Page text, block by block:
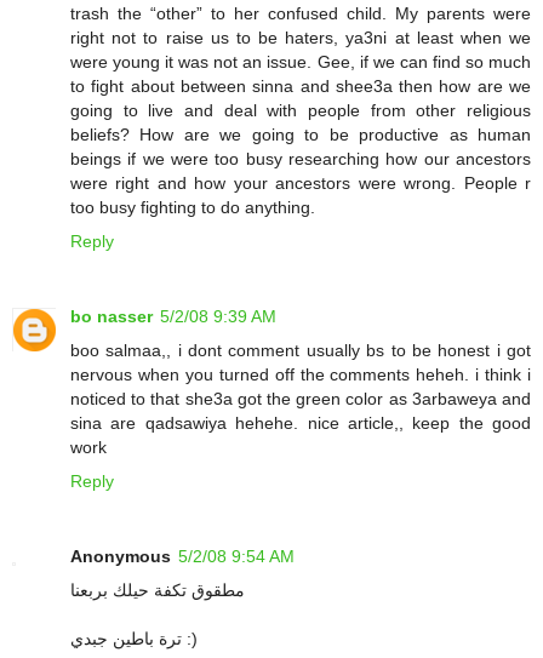
trash the “other” to her confused child. My parents were
right not to raise us to be haters, ya3ni at least when we
were young it was not an issue. Gee, if we can find so much
to fight about between sinna and shee3a then how are we
going to live and deal with people from other religious
beliefs? How are we going to be productive as human
beings if we were too busy researching how our ancestors
were right and how your ancestors were wrong. People r
too busy fighting to do anything.
Reply
bo nasser 5/2/08 9:39 AM
boo salmaa,, i dont comment usually bs to be honest i got
nervous when you turned off the comments heheh. i think i
noticed to that she3a got the green color as 3arbaweya and
sina are qadsawiya hehehe. nice article,, keep the good
work
Reply
Anonymous 5/2/08 9:54 AM
مطقوق تكفة حيلك بربعنا
ترة باطين جبدي :)